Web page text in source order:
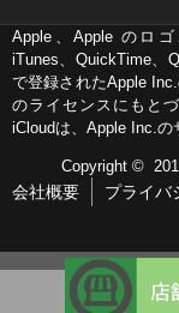
Apple、Apple のロゴ
iTunes、QuickTime、
で登録されたApple
のライセンスにもと
iCloudは、Apple Inc.の
Copyright ©
会社概要 プライバ